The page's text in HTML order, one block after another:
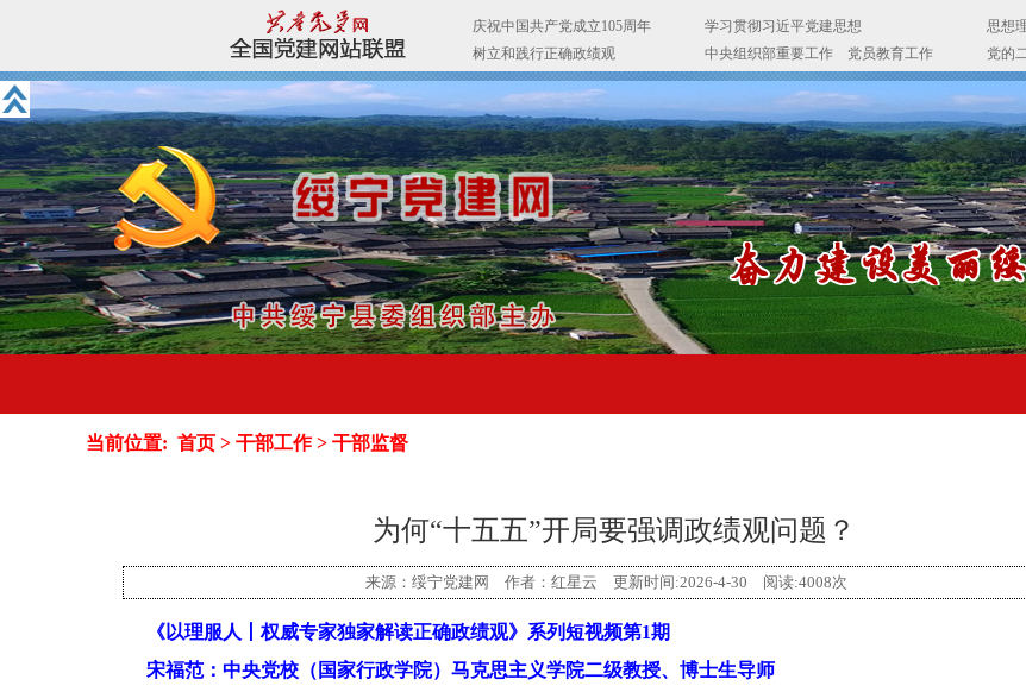
当前位置: 首页 > 干部工作> 干部监督
为何“十五五”开局要强调政绩观问题？
来源：绥宁党建网 作者：红星云 更新时间:2026-4-30 阅读:4008次
《以理服人丨权威专家独家解读正确政绩观》系列短视频第1期
宋福范：中央党校（国家行政学院）马克思主义学院二级教授、博士生导师